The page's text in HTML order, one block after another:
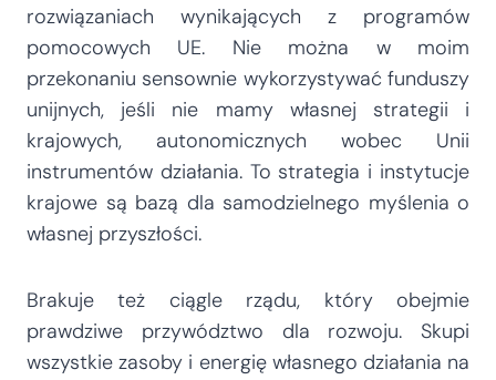
rozwiązaniach wynikających z programów
pomocowych UE. Nie można w moim
przekonaniu sensownie wykorzystywać funduszy
unijnych, jeśli nie mamy własnej strategii i
krajowych, autonomicznych wobec Unii
instrumentów działania. To strategia i instytucje
krajowe są bazą dla samodzielnego myślenia o
własnej przyszłości.
Brakuje też ciągle rządu, który obejmie
prawdziwe przywództwo dla rozwoju. Skupi
wszystkie zasoby i energię własnego działania na